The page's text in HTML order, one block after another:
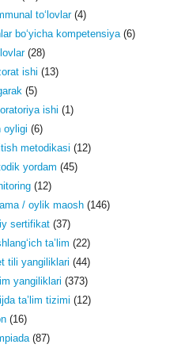
to‘lovlar(4)
bo‘yicha kompetensiya(6)
(28)
ishi (13)
(5)
ishi (1)
oyligi (6)
metodikasi (12)
yordam (45)
(12)
/ oylik maosh(146)
sertifikat(37)
ta’lim (22)
tili yangiliklari (44)
yangiliklari (373)
ta’lim tizimi (12)
(16)
(87)